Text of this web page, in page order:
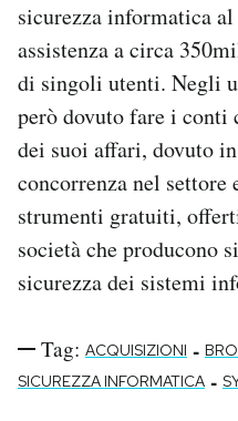
sicurezza informatica
assistenza a circa
di singoli utenti. Negli
però dovuto fare i conti
dei suoi affari, dovuto
concorrenza nel
strumenti gratuiti,
società che producono
sicurezza dei sistemi
Tag: ACQUISIZIONI -
SICUREZZA INFORMATICA -